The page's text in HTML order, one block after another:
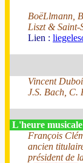
BoëLlmann,
Liszt & Saint-
Lien :
Vincent
J.S. Bach, C.
L'heure
François
ancien
président de